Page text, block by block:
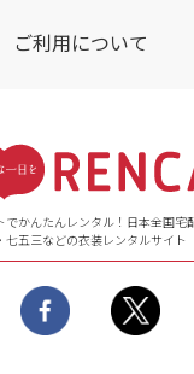
ご利用について
ト）】
休
ー
日、臨
いただ
でかんたんレンタル！日本全国宅
七五三などの衣装レンタルサイト